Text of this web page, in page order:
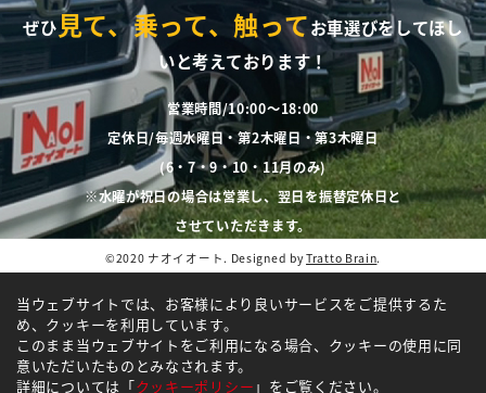
ぜひ見て、乗って、触ってお車選びをしてほし
いと考えております！
営業時間/10:00～18:00
定休日/毎週水曜日・第2木曜日・第3木曜日
(6・7・9・10・11月のみ)
※水曜が祝日の場合は営業し、翌日を振替定休日と
させていただきます。
©2020 ナオイオート. Designed byTratto Brain.
当ウェブサイトでは、お客様により良いサービスをご提供するた
め、クッキーを利用しています。
このまま当ウェブサイトをご利用になる場合、クッキーの使用に同
意いただいたものとみなされます。
詳細については「クッキーポリシー 」をご覧ください。